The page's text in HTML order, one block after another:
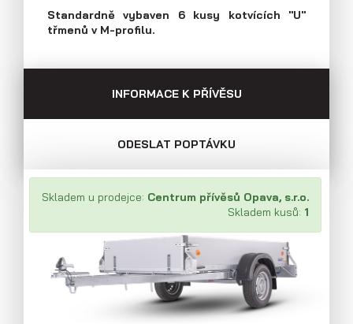
(překližkové a hliníkové bočnice)
Standardně vybaven 6 kusy kotvících "U"
třmenů v M-profilu.
INFORMACE K PŘÍVĚSU
ODESLAT POPTÁVKU
Skladem u prodejce: Centrum přívěsů Opava, s.r.o.
Skladem kusů: 1